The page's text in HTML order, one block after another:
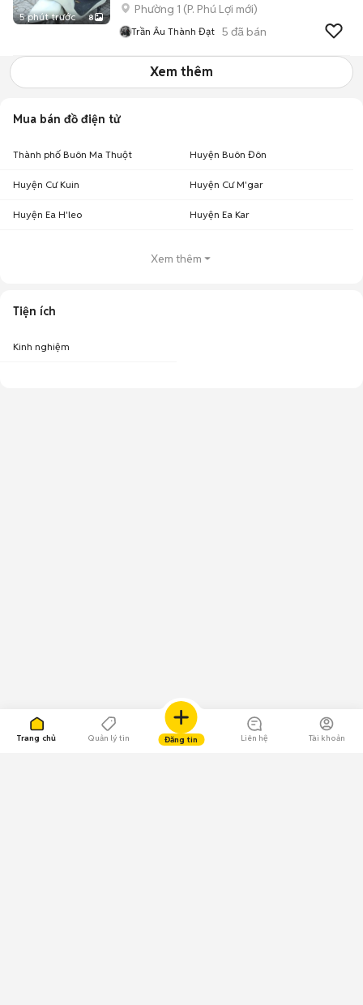
Trang chủ Quản lý tin Đăng tin Liên hệ Tài khoản
5 phút trước 8
Phường 1 (P. Phú Lợi mới)
Trần Âu Thành Đạt 5 đã bán
Xem thêm
Mua bán đồ điện tử
Thành phố Buôn Ma Thuột Huyện Buôn Đôn
Huyện Cư Kuin Huyện Cư M'gar
Huyện Ea H'leo Huyện Ea Kar
Xem thêm
Tiện ích
Kinh nghiệm